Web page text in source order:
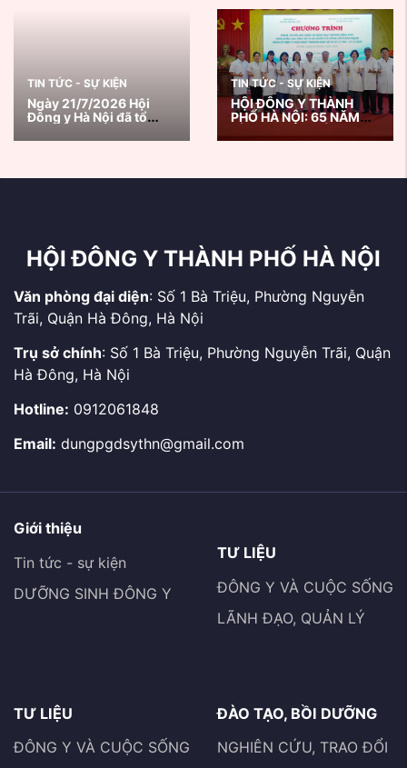
tâm 6 tháng cuối năm
2026
TIN TỨC - SỰ KIỆN
Ngày 21/7/2026 Hội
Đông y Hà Nội đã tổ
Khám, tư vấn sức khoẻ
TIN TỨC - SỰ KIỆN
HỘI ĐÔNG Y THÀNH
PHỐ HÀ NỘI: 65 NĂM
TINH HOA Y HỌC CỔ
HỘI ĐÔNG Y THÀNH PHỐ HÀ NỘI
Văn phòng đại diện: Số 1 Bà Triệu, Phường Nguyễn
Trãi, Quận Hà Đông, Hà Nội
Trụ sở chính: Số 1 Bà Triệu, Phường Nguyễn Trãi, Quận
Hà Đông, Hà Nội
Hotline: 0912061848
Email: dungpgdsythn@gmail.com
Giới thiệu
Tin tức - sự kiện
DƯỠNG SINH ĐÔNG Y
TƯ LIỆU
ĐÔNG Y VÀ CUỘC SỐNG
LÃNH ĐẠO, QUẢN LÝ
TƯ LIỆU
ĐÔNG Y VÀ CUỘC SỐNG
ĐÀO TẠO, BỒI DƯỠNG
NGHIÊN CỨU, TRAO ĐỔI